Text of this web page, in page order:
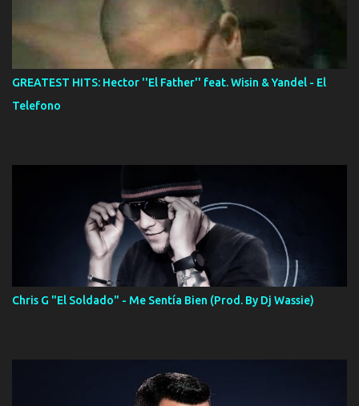
GREATEST HITS: Hector ''El Father'' feat. Wisin & Yandel - El
Telefono
Chris G "El Soldado" - Me Sentía Bien (Prod. By Dj Wassie)